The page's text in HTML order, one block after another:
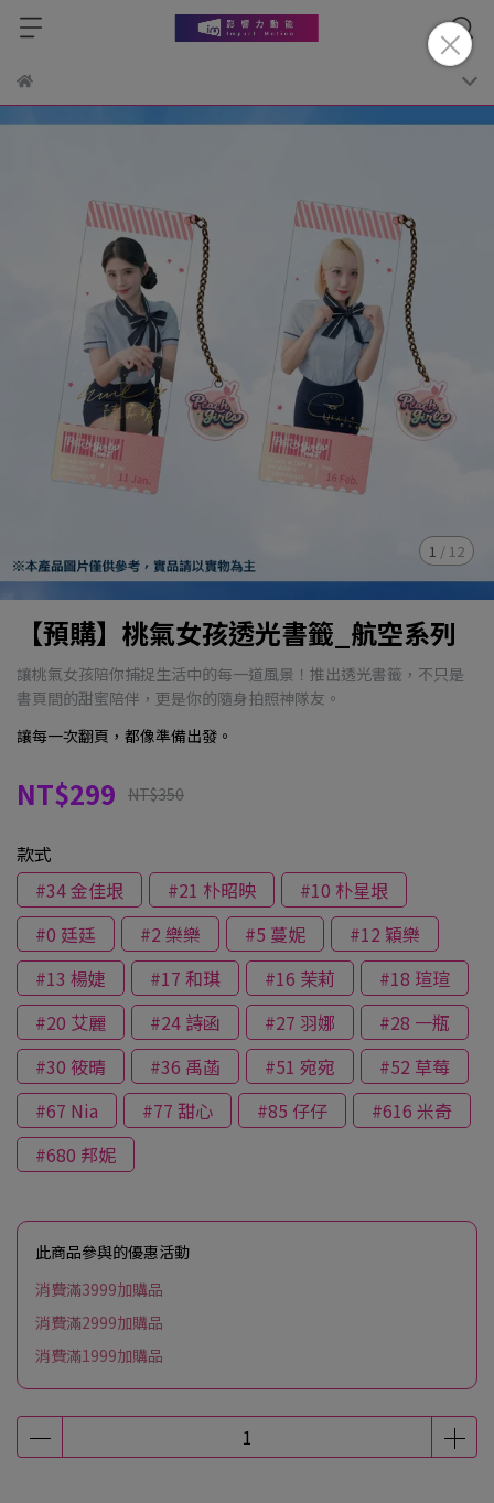
1 / 12
【預購】桃氣女孩透光書籤_航空系列
讓桃氣女孩陪你捕捉生活中的每一道風景！推出透光書籤，不只是
書頁間的甜蜜陪伴，更是你的隨身拍照神隊友。
讓每一次翻頁，都像準備出發。
NT$299 NT$350
款式
#34 金佳垠
#21 朴昭映
#10 朴星垠
#0 廷廷
#2 樂樂 #5 蔓妮
#12 穎樂
#13 楊婕
#17 和琪 #16 茉莉
#18 瑄瑄
#20 艾麗
#24 詩函 #27 羽娜
#28 一瓶
#30 筱晴
#36 禹菡 #51 宛宛
#52 草莓
#67 Nia
#77 甜心 #85 仔仔
#616 米奇
#680 邦妮
此商品參與的優惠活動
消費滿3999加購品
消費滿2999加購品
消費滿1999加購品